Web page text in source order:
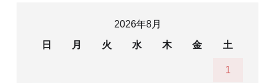
2026年8月
日
月 火 水 木 金 土
1